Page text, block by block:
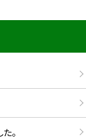
。